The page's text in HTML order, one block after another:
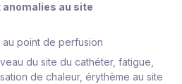
anomalies au site
point de perfusion
du site du cathéter, fatigue,
de chaleur, érythème au site